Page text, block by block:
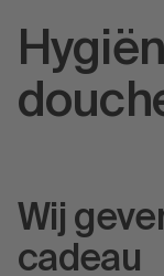
Wij
cadeau